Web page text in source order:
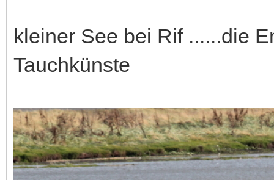
kleiner See bei Rif ......die
Tauchkünste